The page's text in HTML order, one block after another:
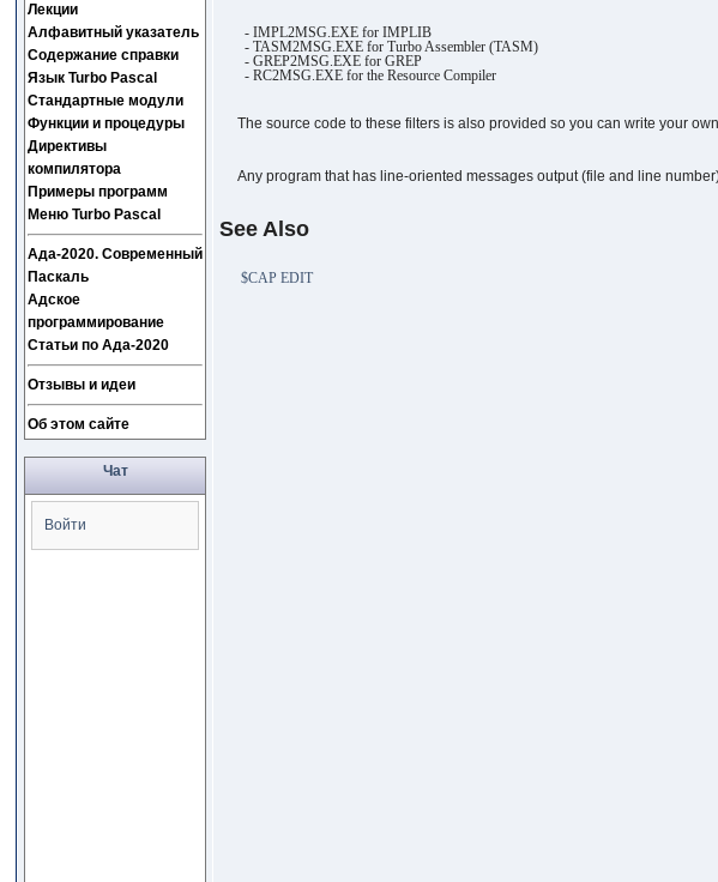
Лекции
Алфавитный указатель
Содержание справки
Язык Turbo Pascal
Стандартные модули
Функции и процедуры
Директивы
компилятора
Примеры программ
Меню Turbo Pascal
Ада-2020. Современный
Паскаль
Адское
программирование
Статьи по Ада-2020
Отзывы и идеи
Об этом сайте
Чат
Войти
- IMPL2MSG.EXE for IMPLIB
- TASM2MSG.EXE for Turbo Assembler (TASM)
- GREP2MSG.EXE for GREP
- RC2MSG.EXE for the Resource Compiler
The source code to these filters is also provided so you can write your
Any program that has line-oriented messages output (file and line
See Also
$CAP EDIT